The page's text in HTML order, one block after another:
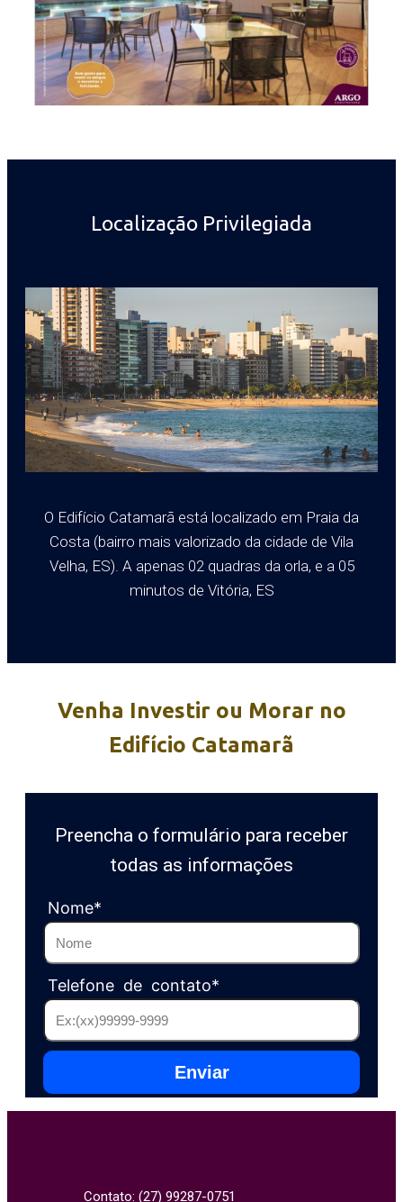
Localização Privilegiada
O Edifício Catamarã está localizado em Praia da
Costa (bairro mais valorizado da cidade de Vila
Velha, ES). A apenas 02 quadras da orla, e a 05
minutos de Vitória, ES
Venha Investir ou Morar no
Edifício Catamarã
Preencha o formulário para receber
todas as informações
Nome*
Telefone de contato*
Contato: (27) 99287-0751